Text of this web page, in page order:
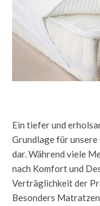
Ein tiefer und
Grundlage für
dar. Während viele
nach Komfort und
Verträglichkeit der
Besonders